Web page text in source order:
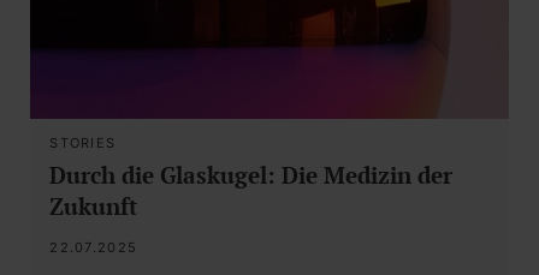
STORIES
Durch die Glaskugel: Die Medizin der
Zukunft
22.07.2025